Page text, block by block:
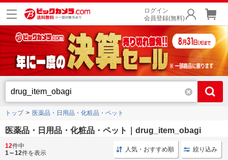
ログイン
会員登録(無料)
トップ 医薬品・日用品・化粧品・ペット
医薬品・日用品・化粧品・ペット｜drug_item_obagi
ペット用品 犬用 歯ブラシ オーラルケア 化粧水 ス
12件中
1～12件を表示 人気・おすすめ順 絞り込み